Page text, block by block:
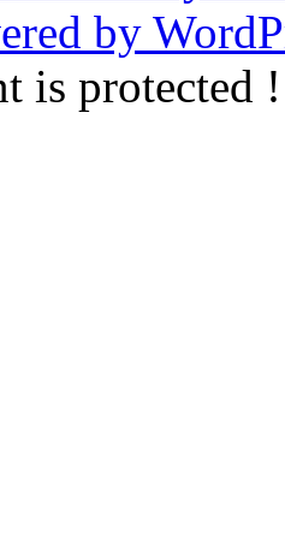
by
is protected